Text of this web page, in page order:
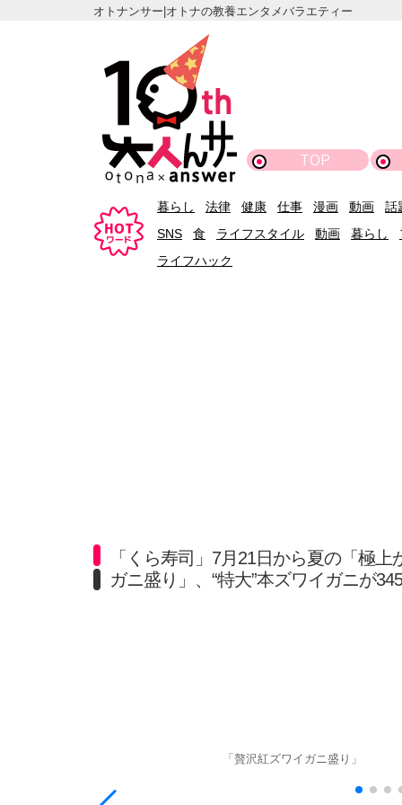
オトナンサー|オトナの教養エンタメバラエティー
TOP
暮らし 法律 健康 仕事 漫画 動画
話
SNS
食 ライフスタイル 動画 暮らし
ライフハック
「くら寿司」7月21日から夏の「極
ガニ盛り」、“特大”本ズワイガニが
「贅沢紅ズワイガニ盛り」